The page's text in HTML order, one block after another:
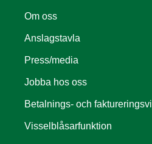
Om oss
Anslagstavla
Press/media
Jobba hos oss
Betalnings- och
Visselblåsarfunktion